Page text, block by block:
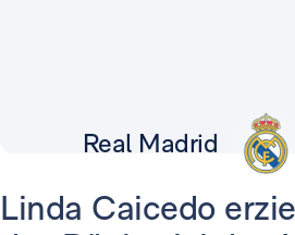
Real Madrid
Linda Caicedo